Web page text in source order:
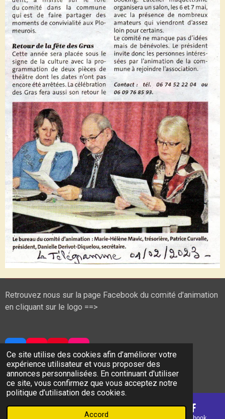
Ce site utilise des cookies afin d’améliorer votre
expérience utilisateur et vous proposer des
annonces personnalisées. En continuant d'utiliser
ce site, vous confirmez que vous acceptez notre
politique d’utilisation des cookies.
Accord
Retrouvez nous sur la page Facebook du comité d'animation
en cliquant sur le logo ==>
F
a
c
e
b
o
Y
o
u
T
u
e
P
i
n
t
e
e
I
n
s
t
a
r
© 2024 - 2026 Comité Animation Plomeur
Propulsé parWebador